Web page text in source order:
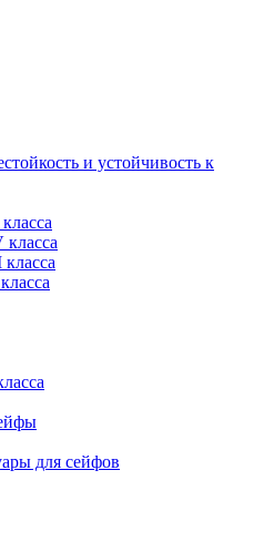
и устойчивость к
для сейфов